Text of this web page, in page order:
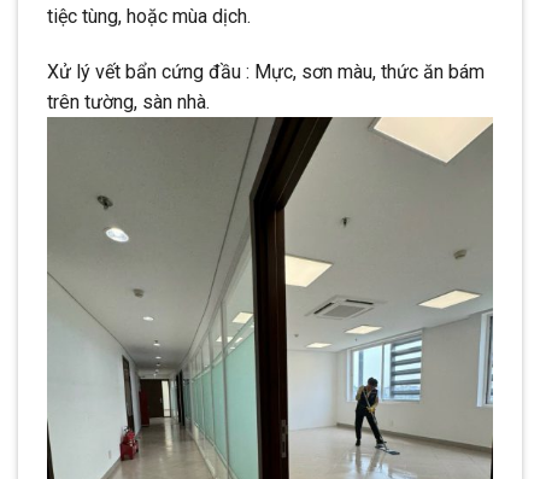
tiệc tùng, hoặc mùa dịch.
Xử lý vết bẩn cứng đầu : Mực, sơn màu, thức ăn bám
trên tường, sàn nhà.